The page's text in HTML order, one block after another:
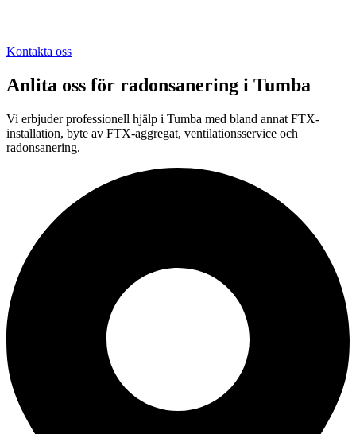
Kontakta oss
Anlita oss för radonsanering i Tumba
Vi erbjuder professionell hjälp i Tumba med bland annat FTX-
installation, byte av FTX-aggregat, ventilationsservice och
radonsanering.